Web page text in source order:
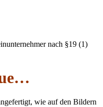
€.
nach §19 (1)
wie auf den Bildern